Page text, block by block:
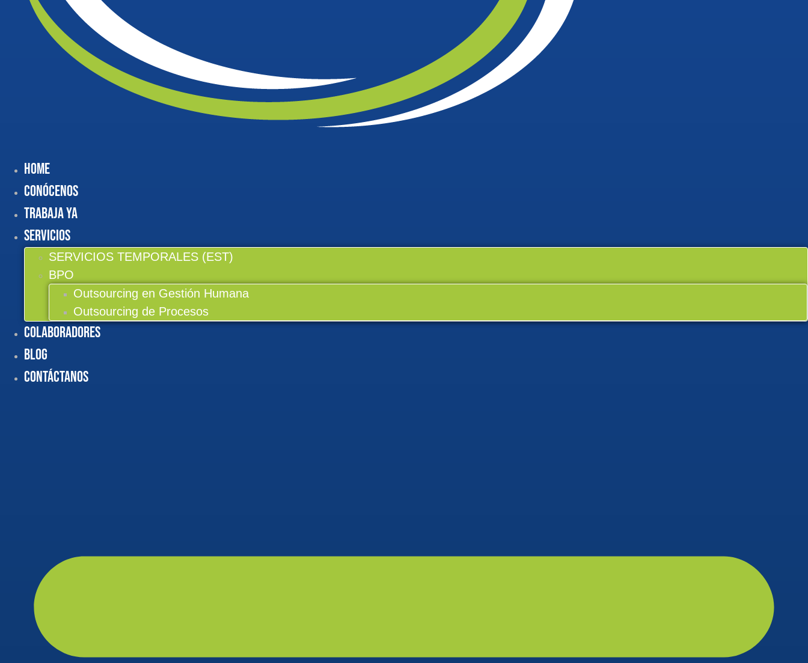
Home
Conócenos
Trabaja Ya
Servicios
SERVICIOS TEMPORALES (EST)
BPO
Outsourcing en Gestión Humana
Outsourcing de Procesos
Colaboradores
BLOG
Contáctanos